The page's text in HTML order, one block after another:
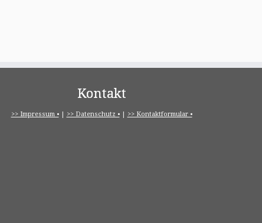
Kontakt
>> Impressum •| >> Datenschutz •| >> Kontaktformular •